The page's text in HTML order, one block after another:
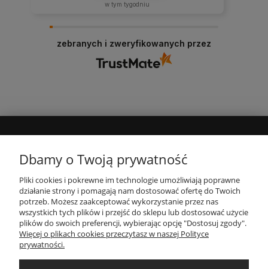
w tym tygodniu
zebranych i zweryfikowanych przez
INFORMACJE
PŁATNOŚCI I DOSTAWA
O NAS
Dbamy o Twoją prywatność
Pliki cookies i pokrewne im technologie umożliwiają poprawne
działanie strony i pomagają nam dostosować ofertę do Twoich
potrzeb. Możesz zaakceptować wykorzystanie przez nas
wszystkich tych plików i przejść do sklepu lub dostosować użycie
plików do swoich preferencji, wybierając opcję "Dostosuj zgody".
Więcej o plikach cookies przeczytasz w naszej Polityce
prywatności.